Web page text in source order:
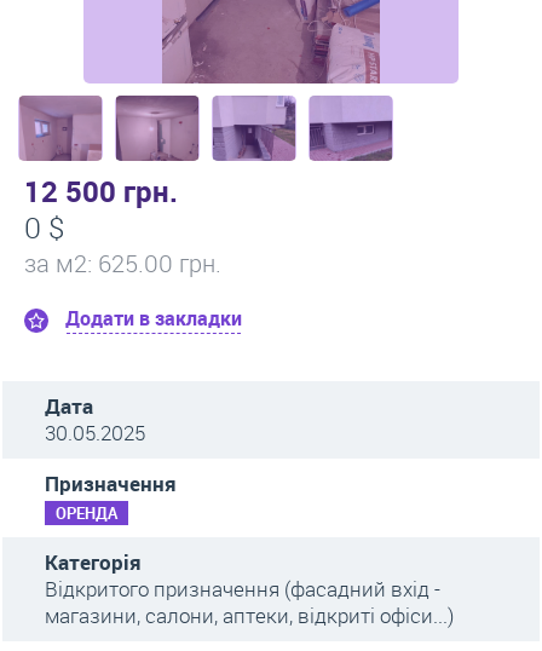
12 500 грн.
0 $
за м2: 625.00 грн.
Додати в закладки
Дата
30.05.2025
Призначення
ОРЕНДА
Категорія
Відкритого призначення (фасадний вхід -
магазини, салони, аптеки, відкриті офіси...)